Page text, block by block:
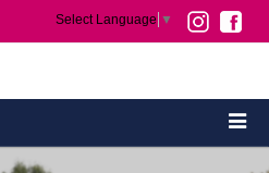
Select Language ▼